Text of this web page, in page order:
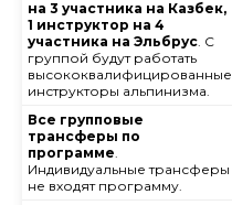
на 3 участника на Казбек,
1 инструктор на 4
участника на Эльбрус. С
группой будут работать
высококвалифицированные
инструкторы альпинизма.
Все групповые
трансферы по
программе.
Индивидуальные трансферы
не входят программу.